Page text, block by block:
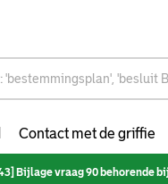
Contact met de griffie
Bijlage vraag 90 behorende